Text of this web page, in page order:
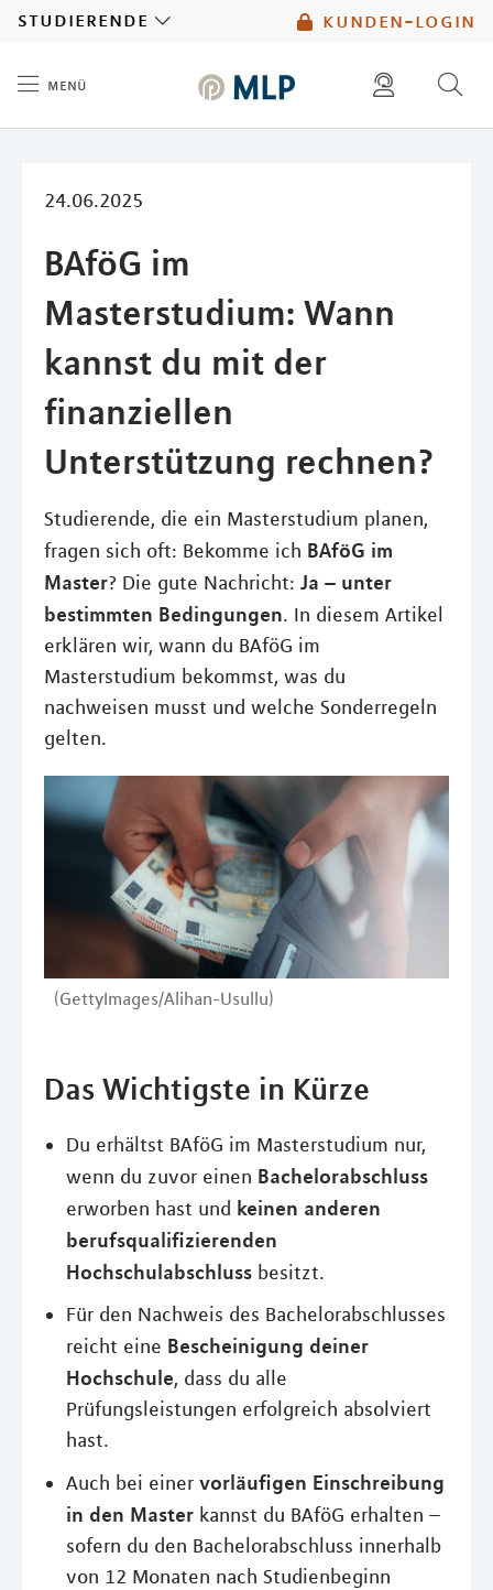
kunden-login
studierende
menü
24.06.2025
BAföG im
Masterstudium: Wann
kannst du mit der
finanziellen
Unterstützung rechnen?
Studierende, die ein Masterstudium planen,
fragen sich oft: Bekomme ich BAföG im
Master? Die gute Nachricht: Ja – unter
bestimmten Bedingungen. In diesem Artikel
erklären wir, wann du BAföG im
Masterstudium bekommst, was du
nachweisen musst und welche Sonderregeln
gelten.
(GettyImages/Alihan-Usullu)
Das Wichtigste in Kürze
Du erhältst BAföG im Masterstudium nur,
wenn du zuvor einen Bachelorabschluss
erworben hast und keinen anderen
berufsqualifizierenden
Hochschulabschluss besitzt.
Für den Nachweis des Bachelorabschlusses
reicht eine Bescheinigung deiner
Hochschule, dass du alle
Prüfungsleistungen erfolgreich absolviert
hast.
Auch bei einer vorläufigen Einschreibung
in den Master kannst du BAföG erhalten –
sofern du den Bachelorabschluss innerhalb
von 12 Monaten nach Studienbeginn